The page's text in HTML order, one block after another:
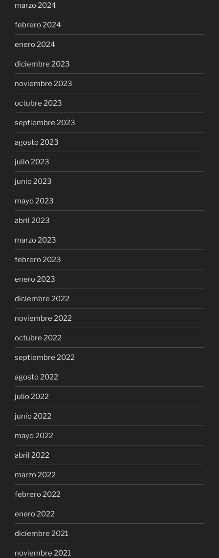
marzo 2024
febrero 2024
enero 2024
diciembre 2023
noviembre 2023
octubre 2023
septiembre 2023
agosto 2023
julio 2023
junio 2023
mayo 2023
abril 2023
marzo 2023
febrero 2023
enero 2023
diciembre 2022
noviembre 2022
octubre 2022
septiembre 2022
agosto 2022
julio 2022
junio 2022
mayo 2022
abril 2022
marzo 2022
febrero 2022
enero 2022
diciembre 2021
noviembre 2021